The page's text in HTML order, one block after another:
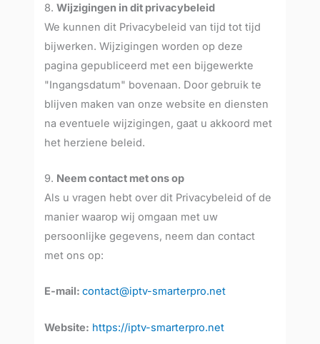
8.Wijzigingen in dit privacybeleid
We kunnen dit Privacybeleid van tijd tot tijd
bijwerken. Wijzigingen worden op deze
pagina gepubliceerd met een bijgewerkte
"Ingangsdatum" bovenaan. Door gebruik te
blijven maken van onze website en diensten
na eventuele wijzigingen, gaat u akkoord met
het herziene beleid.
9. Neem contact met ons op
Als u vragen hebt over dit Privacybeleid of de
manier waarop wij omgaan met uw
persoonlijke gegevens, neem dan contact
met ons op:
E-mail:contact@iptv-smarterpro.net
Website: https://iptv-smarterpro.net